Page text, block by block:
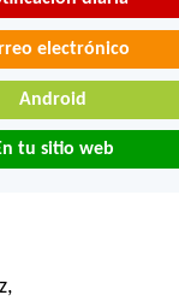
electrónico
Android
tu sitio web